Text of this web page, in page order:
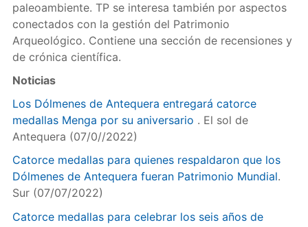
paleoambiente. TP se interesa también por aspectos
conectados con la gestión del Patrimonio
Arqueológico. Contiene una sección de recensiones y
de crónica científica.
Noticias
Los Dólmenes de Antequera entregará catorce
medallas Menga por su aniversario . El sol de
Antequera (07/0//2022)
Catorce medallas para quienes respaldaron que los
Dólmenes de Antequera fueran Patrimonio Mundial.
Sur (07/07/2022)
Catorce medallas para celebrar los seis años de